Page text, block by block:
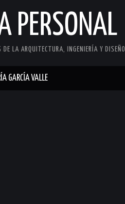
PERSONAL
DE LA ARQUITECTURA, INGENIERÍA Y
GARCÍA VALLE